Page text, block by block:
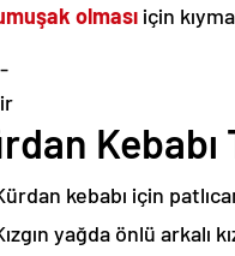
olması için
Kebabı
kebabı için
yağda önlü arkalı